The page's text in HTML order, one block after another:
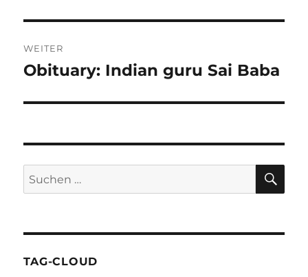
WEITER
Nächster
Obituary: Indian guru Sai Baba
Suchen
nach:
TAG-CLOUD